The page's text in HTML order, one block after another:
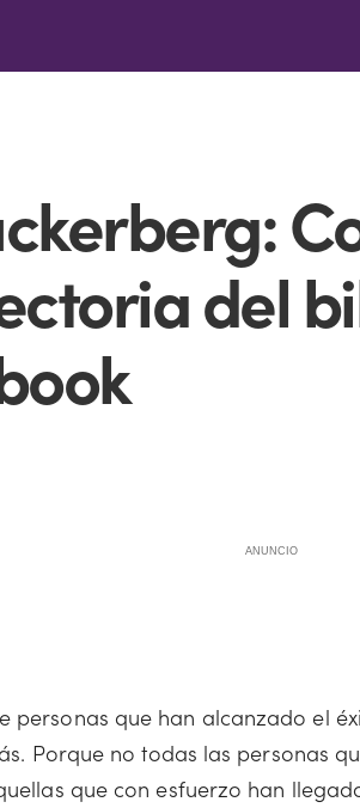
del
ANUNCIO
personas que han alcanzado el
Porque no todas las personas
que con esfuerzo han